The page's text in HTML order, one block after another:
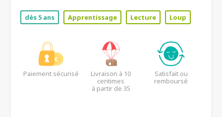
dès 5 ans Apprentissage Lecture Loup
Paiement sécurisé
Livraison à 10
centimes
à partir de 35
Satisfait ou
remboursé